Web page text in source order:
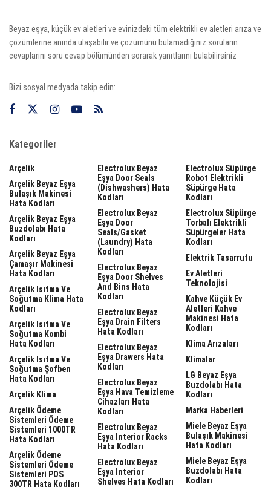
Beyaz eşya, küçük ev aletleri ve evinizdeki tüm elektrikli ev aletleri arıza ve
çözümlerine anında ulaşabilir ve çözümünü bulamadığınız soruların
cevaplarını soru cevap bölümünden sorarak yanıtlarını bulabilirsiniz
Bizi sosyal medyada takip edin:
Kategoriler
Arçelik
Arçelik Beyaz Eşya
Bulaşık Makinesi
Hata Kodları
Arçelik Beyaz Eşya
Buzdolabı Hata
Kodları
Arçelik Beyaz Eşya
Çamaşır Makinesi
Hata Kodları
Arçelik Isıtma Ve
Soğutma Klima Hata
Kodları
Arçelik Isıtma Ve
Soğutma Kombi
Hata Kodları
Arçelik Isıtma Ve
Soğutma Şofben
Hata Kodları
Arçelik Klima
Arçelik Ödeme
Sistemleri Ödeme
Sistemleri 1000TR
Hata Kodları
Arçelik Ödeme
Sistemleri Ödeme
Sistemleri POS
300TR Hata Kodları
Electrolux Beyaz
Eşya Door Seals
(dishwashers) Hata
Kodları
Electrolux Beyaz
Eşya Door
Seals/gasket
(laundry) Hata
Kodları
Electrolux Beyaz
Eşya Door Shelves
And Bins Hata
Kodları
Electrolux Beyaz
Eşya Drain Filters
Hata Kodları
Electrolux Beyaz
Eşya Drawers Hata
Kodları
Electrolux Beyaz
Eşya Hava Temizleme
Cihazları Hata
Kodları
Electrolux Beyaz
Eşya Interior Racks
Hata Kodları
Electrolux Beyaz
Eşya Interior
Shelves Hata Kodları
Electrolux Süpürge
Robot Elektrikli
Süpürge Hata
Kodları
Electrolux Süpürge
Torbalı Elektrikli
Süpürgeler Hata
Kodları
Elektrik Tasarrufu
Ev Aletleri
Teknolojisi
Kahve Küçük Ev
Aletleri Kahve
Makinesi Hata
Kodları
Klima Arızaları
Klimalar
LG Beyaz Eşya
Buzdolabı Hata
Kodları
Marka Haberleri
Miele Beyaz Eşya
Bulaşık Makinesi
Hata Kodları
Miele Beyaz Eşya
Buzdolabı Hata
Kodları